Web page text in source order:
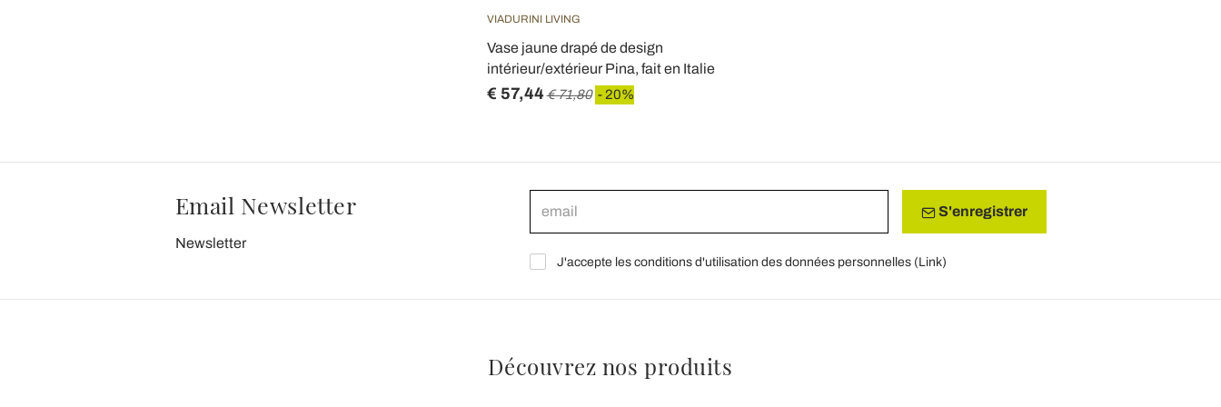
VIADURINI LIVING
Vase jaune drapé de design
intérieur/extérieur Pina, fait en Italie
€ 57,44€ 71,80 - 20%
Email Newsletter
Newsletter
S'enregistrer
J'accepte les conditions d'utilisation des données personnelles (Link)
Découvrez nos produits